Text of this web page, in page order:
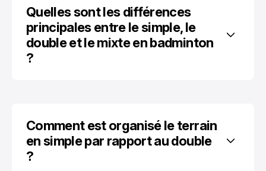
Quelles sont les différences
principales entre le simple, le
double et le mixte en badminton
?
Comment est organisé le terrain
en simple par rapport au double
?